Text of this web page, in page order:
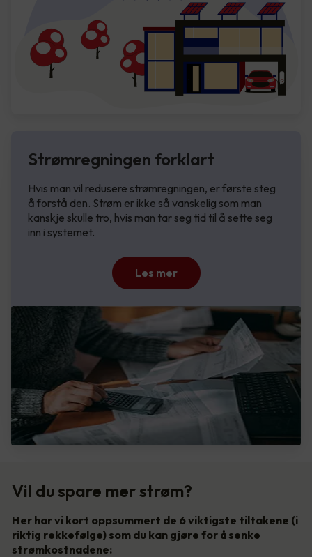
Strømregningen forklart
Hvis man vil redusere strømregningen, er første steg
å forstå den. Strøm er ikke så vanskelig som man
kanskje skulle tro, hvis man tar seg tid til å sette seg
inn i systemet.
Les mer
Vil du spare mer strøm?
Her har vi kort oppsummert de 6 viktigste tiltakene (i
riktig rekkefølge) som du kan gjøre for å senke
strømkostnadene: